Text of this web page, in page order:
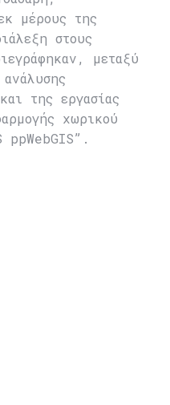
μέρους της
στους
μεταξύ
της εργασίας
χωρικού
ppWebGIS”.